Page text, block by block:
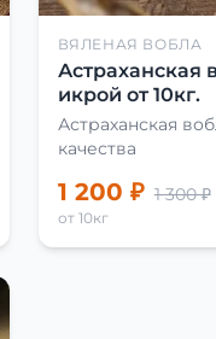
ВЯЛЕНАЯ ВОБЛА
Астраханская
икрой от 10кг.
Астраханская
качества
1 200 ₽ 1 300 ₽
от 10кг